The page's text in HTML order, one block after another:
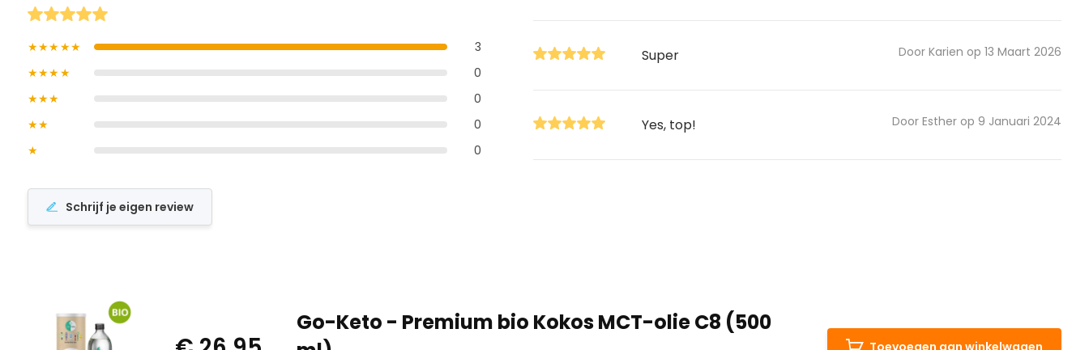
★★★★★
3
★★★★
0
★★★
0
★★
0
★
0
Schrijf je eigen review
Super Door Karien op 13 Maart 2026
Yes, top! Door Esther op 9 Januari 2024
Go-Keto - Premium bio Kokos MCT-olie C8 (500
Toevoegen aan winkelwagen